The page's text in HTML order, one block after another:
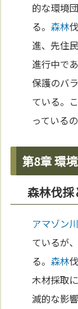
的な環境
る。森林
進、先住
進行中であ
保護のバ
ている。
っている
第8章 環
森林伐採
アマゾン川
ているが
る。森林
木材採取
滅的な影